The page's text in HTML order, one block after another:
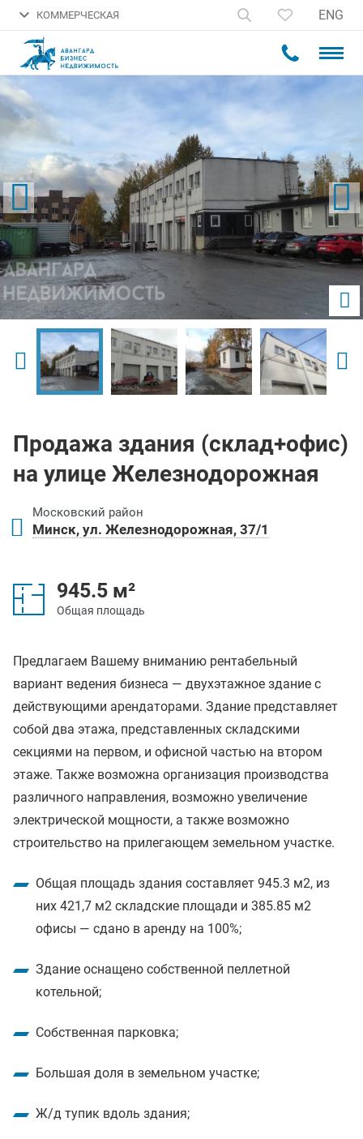
КОММЕРЧЕСКАЯ ENG
Продажа здания (склад+офис)
на улице Железнодорожная
Московский район
Минск, ул. Железнодорожная, 37/1
945.5 м²
Общая площадь
Предлагаем Вашему вниманию рентабельный
вариант ведения бизнеса — двухэтажное здание с
действующими арендаторами. Здание представляет
собой два этажа, представленных складскими
секциями на первом, и офисной частью на втором
этаже. Также возможна организация производства
различного направления, возможно увеличение
электрической мощности, а также возможно
строительство на прилегающем земельном участке.
Общая площадь здания составляет 945.3 м2, из
них 421,7 м2 складские площади и 385.85 м2
офисы — сдано в аренду на 100%;
Здание оснащено собственной пеллетной
котельной;
Собственная парковка;
Большая доля в земельном участке;
Ж/д тупик вдоль здания;